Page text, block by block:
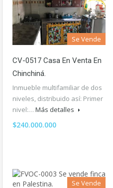
Se Vende
CV-0517 Casa En Venta En
Chinchiná.
Inmueble multifamiliar de dos
niveles, distribuido así: Primer
nivel:… Más detalles
$240.000.000
Se Vende